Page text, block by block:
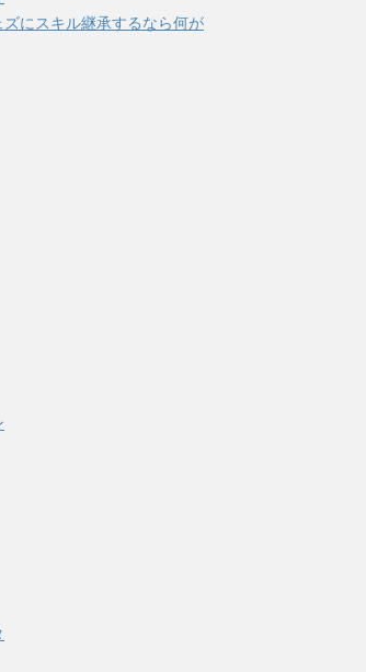
ズにスキル継承するなら何が